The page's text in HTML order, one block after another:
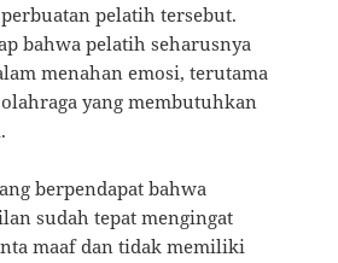
pelatih tersebut.
bahwa pelatih seharusnya
menahan emosi, terutama
yang membutuhkan
berpendapat bahwa
sudah tepat mengingat
maaf dan tidak memiliki